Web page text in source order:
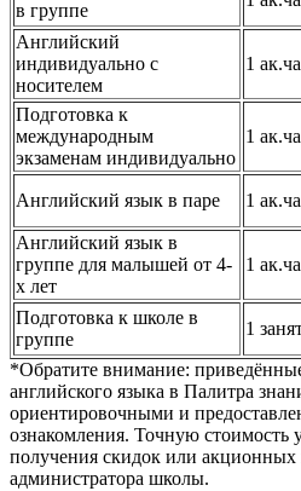
в группе
Английский
индивидуально с
носителем
1
Подготовка к
международным
экзаменам индивидуально
1
Английский язык в паре 1
Английский язык в
группе для малышей от 4-
х лет
1
Подготовка к школе в
группе
1
*Обратите внимание:
английского языка в Палитра
ориентировочными и
ознакомления. Точную стоимость
получения скидок или
администратора школы.